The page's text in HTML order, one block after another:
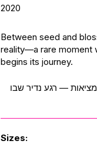
2020
Between seed and
reality—a rare moment
begins its journey.
— רגע נדיר שבו
Sizes: